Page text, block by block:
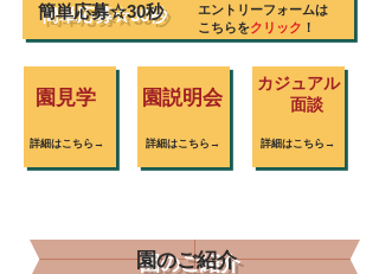
​簡単応募☆30秒
エントリーフォームは
こちらをクリック ！
​園見学
詳細はこちら→
​園説明会
詳細はこちら→
カジュアル
​面談
詳細はこちら→
​園のご紹介